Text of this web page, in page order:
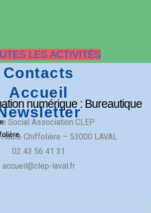
numérique : Bureautique
LES ACTIVITÉS
Contacts
Accueil
Social Association CLEP
Chiffolière – 53000 LAVAL​
02 43 56 41 31
accueil@clep-laval.fr